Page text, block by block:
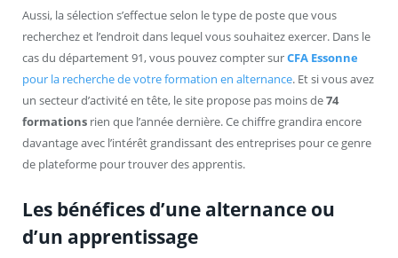
Aussi, la sélection s’effectue selon le type de poste que vous
recherchez et l’endroit dans lequel vous souhaitez exercer. Dans le
cas du département 91, vous pouvez compter surCFA Essonne
pour la recherche de votre formation en alternance. Et si vous avez
un secteur d’activité en tête, le site propose pas moins de74
formations rien que l’année dernière. Ce chiffre grandira encore
davantage avec l’intérêt grandissant des entreprises pour ce genre
de plateforme pour trouver des apprentis.
Les bénéfices d’une alternance ou
d’un apprentissage